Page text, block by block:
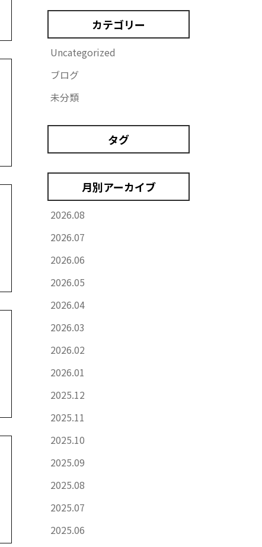
カテゴリー
Uncategorized
ブログ
未分類
タグ
月別アーカイブ
2026.08
2026.07
2026.06
2026.05
2026.04
2026.03
2026.02
2026.01
2025.12
2025.11
2025.10
2025.09
2025.08
2025.07
2025.06